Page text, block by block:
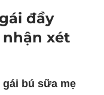
đầy
xét
gái bú sữa mẹ